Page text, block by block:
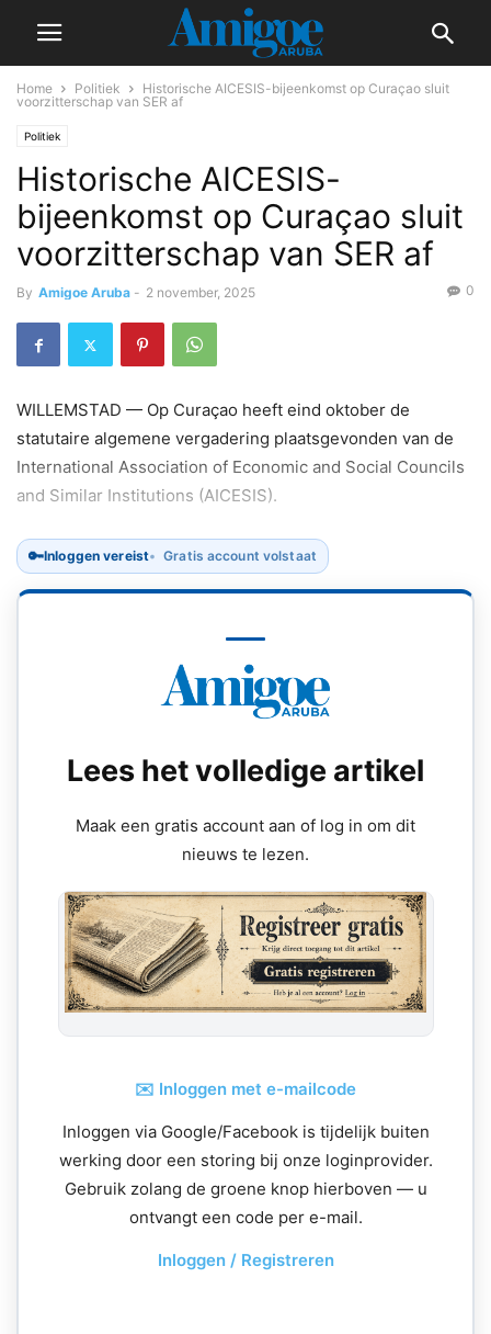
Home Politiek
Historische AICESIS-bijeenkomst op Curaçao sluit
voorzitterschap van SER af
Politiek
Historische AICESIS-
bijeenkomst op Curaçao sluit
voorzitterschap van SER af
By Amigoe Aruba - 2 november, 2025 0
WILLEMSTAD — Op Curaçao heeft eind oktober de
statutaire algemene vergadering plaatsgevonden van de
International Association of Economic and Social Councils
and Similar Institutions (AICESIS).
🔑Inloggen vereist Gratis account volstaat
Lees het volledige artikel
Maak een gratis account aan of log in om dit
nieuws te lezen.
✉️ Inloggen met e-mailcode
Inloggen via Google/Facebook is tijdelijk buiten
werking door een storing bij onze loginprovider.
Gebruik zolang de groene knop hierboven — u
ontvangt een code per e-mail.
Inloggen / Registreren